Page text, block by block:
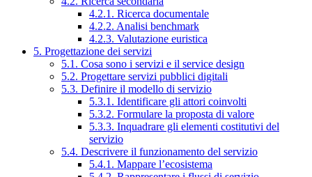
4.2.1. Ricerca documentale
4.2.2. Analisi benchmark
4.2.3. Valutazione euristica
5. Progettazione dei servizi
5.1. Cosa sono i servizi e il service design
5.2. Progettare servizi pubblici digitali
5.3. Definire il modello di servizio
5.3.1. Identificare gli attori coinvolti
5.3.2. Formulare la proposta di valore
5.3.3. Inquadrare gli elementi costitutivi del
servizio
5.4. Descrivere il funzionamento del servizio
5.4.1. Mappare l’ecosistema